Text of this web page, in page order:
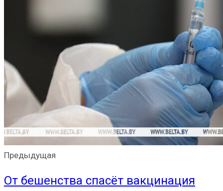
Предыдущая
От бешенства спасёт вакцинация